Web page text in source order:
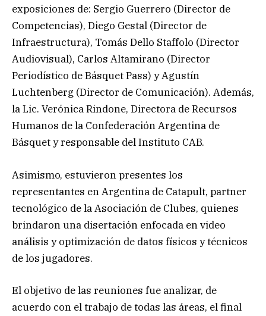
exposiciones de: Sergio Guerrero (Director de
Competencias), Diego Gestal (Director de
Infraestructura), Tomás Dello Staffolo (Director
Audiovisual), Carlos Altamirano (Director
Periodístico de Básquet Pass) y Agustín
Luchtenberg (Director de Comunicación). Además,
la Lic. Verónica Rindone, Directora de Recursos
Humanos de la Confederación Argentina de
Básquet y responsable del Instituto CAB.
Asimismo, estuvieron presentes los
representantes en Argentina de Catapult, partner
tecnológico de la Asociación de Clubes, quienes
brindaron una disertación enfocada en video
análisis y optimización de datos físicos y técnicos
de los jugadores.
El objetivo de las reuniones fue analizar, de
acuerdo con el trabajo de todas las áreas, el final